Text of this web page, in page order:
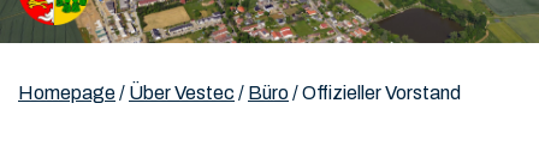
Homepage/ Über Vestec / Büro/Offizieller Vorstand